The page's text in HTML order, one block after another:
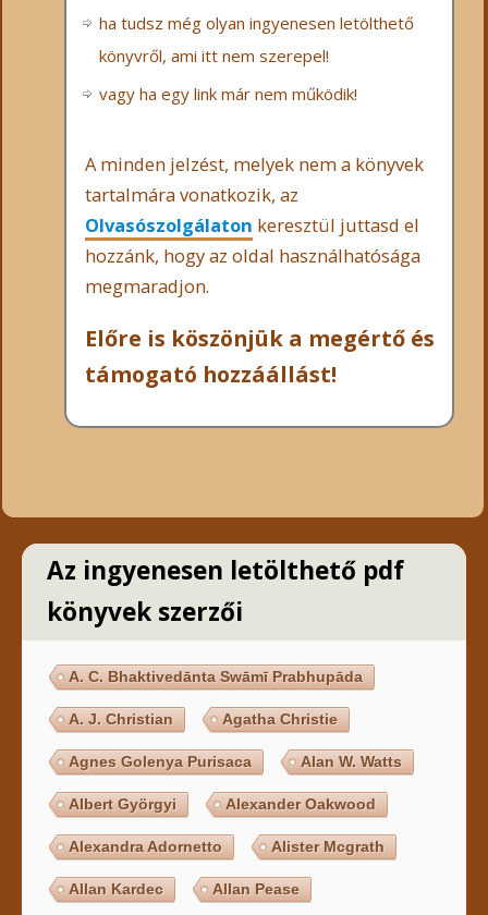
ha tudsz még olyan ingyenesen letölthető
könyvről, ami itt nem szerepel!
vagy ha egy link már nem működik!
A minden jelzést, melyek nem a könyvek
tartalmára vonatkozik, az
Olvasószolgálaton keresztül juttasd el
hozzánk, hogy az oldal használhatósága
megmaradjon.
Előre is köszönjük a megértő és
támogató hozzáállást!
Az ingyenesen letölthető pdf
könyvek szerzői
A. C. Bhaktivedānta Swāmī Prabhupāda
A. J. Christian Agatha Christie
Agnes Golenya Purisaca Alan W. Watts
Albert Györgyi Alexander Oakwood
Alexandra Adornetto Alister Mcgrath
Allan Kardec Allan Pease